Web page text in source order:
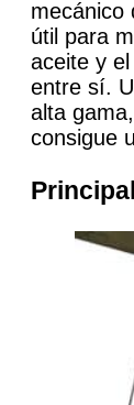
mecánico
útil para
aceite y
entre sí.
alta
consigue